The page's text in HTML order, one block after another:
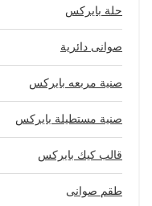
حلة بايركس
صوانى دائرية
صنية مربعه بايركس
صنية مستطيلة بايركس
قالب كيك بايركس
طقم صوانى